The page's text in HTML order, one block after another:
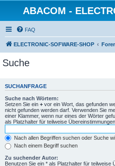
ABACOM -
FAQ
ELECTRONIC-SOFWARE-SHOP
Suche
SUCHANFRAGE
Suche nach Wörtern:
Setzen Sie ein + vor ein Wort, das gefunden
nicht gefunden werden darf. Verwenden Sie
einer Klammer, wenn nur eines der Wörter
als Platzhalter für teilweise Übereinstimmungen.
Nach allen Begriffen suchen oder Suche
Nach einem Begriff suchen
Zu suchender Autor:
Benutzen Sie ein * als Platzhalter für teilweise